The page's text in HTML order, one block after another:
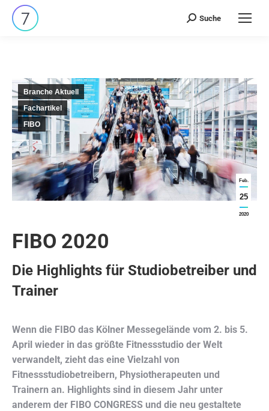
Search:
Suche
Feb.
25
2020
Branche Aktuell
Fachartikel
FIBO
FIBO 2020
Die Highlights für Studiobetreiber und
Trainer
Wenn die FIBO das Kölner Messegelände vom 2. bis 5.
April wieder in das größte Fitnessstudio der Welt
verwandelt, zieht das eine Vielzahl von
Fitnessstudiobetreibern, Physiotherapeuten und
Trainern an. Highlights sind in diesem Jahr unter
anderem der FIBO CONGRESS und die neu gestaltete